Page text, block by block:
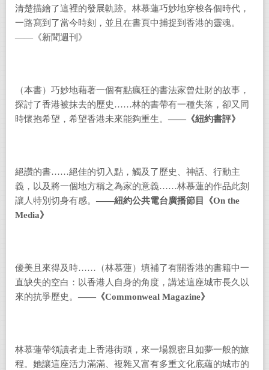
清楚描繪了這裡的發展軌跡。林慕蓮巧妙地穿梭各個時代，
一路寫到了當今時刻，並且在書頁中捕捉到香港的靈魂。
—— 《新聞週刊》
（本書）巧妙地藉著一個有點瘋狂的書法家曾灶財的故事，
探討了香港被抹去的歷史……林的書帶有一種失落，卻又同
時懷抱希望，希望香港未來能夠重生。 —— 《紐約書評》
絕讚的書……絕佳的切入點，觸及了歷史、神話、行動主
義，以及將一個地方稱之為家的意義……林慕蓮的作品此刻
讓人特別切身有感。 ——紐約公共電台廣播節目《On the
Media》
優美且來得及時…… （林慕蓮）填補了有關香港的書籍中一
直缺失的空白：以香港人自身的角度，講述這座城市長久以
來的抗爭歷史。 —— 《Commonweal Magazine》
林慕蓮帶領讀者走上香港街頭，來一場親密且如夢一般的旅
程。她讓這座活力滿滿、複雜又富有多重文化底蘊的城市的